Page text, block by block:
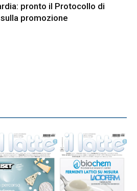
pronto il Protocollo di
promozione